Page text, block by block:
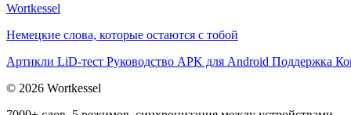
Wortkessel
Немецкие слова, которые остаются с тобой
Артикли LiD-тест Руководство APK для Android Поддержка
© 2026 Wortkessel